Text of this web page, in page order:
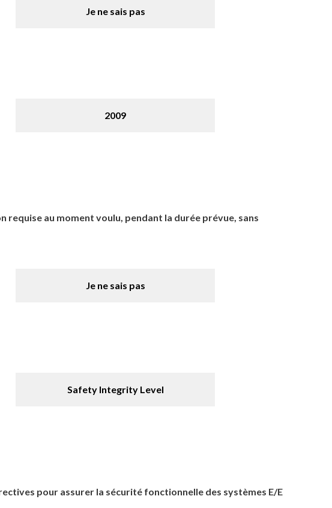
Je ne sais pas
2009
requise au moment voulu, pendant la durée prévue, sans
Je ne sais pas
Safety Integrity Level
pour assurer la sécurité fonctionnelle des systèmes E/E